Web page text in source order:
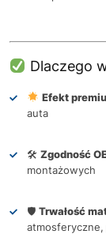
Dlaczego
Efekt
auta
🛠 Zgodność
montażowych
🛡 Trwałość